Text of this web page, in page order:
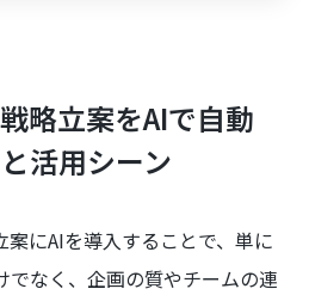
略立案をAIで自動
活用シーン
にAIを導入することで、単に
でなく、企画の質やチームの連